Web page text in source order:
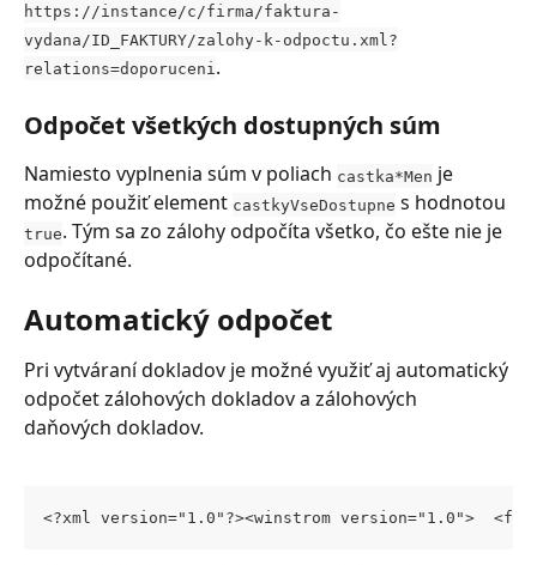
https://instance/c/firma/faktura-
vydana/ID_FAKTURY/zalohy-k-odpoctu.xml?
relations=doporuceni .
Odpočet všetkých dostupných súm
Namiesto vyplnenia súm v poliach castka*Men je
možné použiť element castkyVseDostupne s hodnotou
true. Tým sa zo zálohy odpočíta všetko, čo ešte nie je
odpočítané.
Automatický odpočet
Pri vytváraní dokladov je možné využiť aj automatický
odpočet zálohových dokladov a zálohových
daňových dokladov.
<?xml version="1.0"?><winstrom version="1.0">